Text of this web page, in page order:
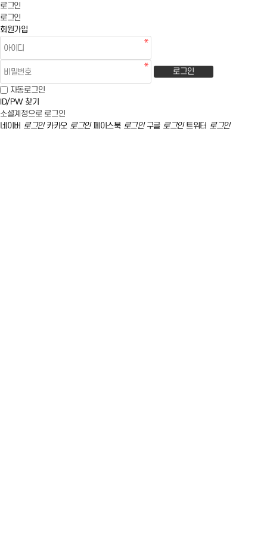
로그인
로그인
회원가입
로그인
자동로그인
ID/PW 찾기
소셜계정으로 로그인
네이버 로그인 카카오 로그인 페이스북로그인 구글 로그인 트위터 로그인